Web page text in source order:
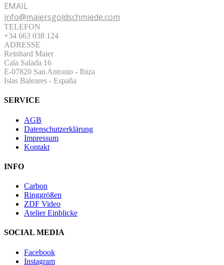
EMAIL
info@maiersgoldschmiede.com
TELEFON
+34 663 038 124
ADRESSE
Reinhard Maier
Cala Salada 16
E-07820 San Antonio - Ibiza
Islas Baleares - España
SERVICE
AGB
Datenschutzerklärung
Impressum
Kontakt
INFO
Carbon
Ringgrößen
ZDF Video
Atelier Einblicke
SOCIAL MEDIA
Facebook
Instagram